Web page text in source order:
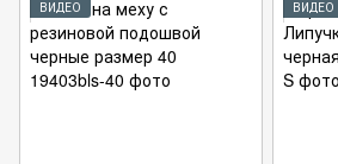
ВИДЕО
ВИДЕО